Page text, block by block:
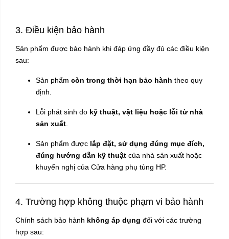
3. Điều kiện bảo hành
Sản phẩm được bảo hành khi đáp ứng đầy đủ các điều kiện
sau:
Sản phẩm còn trong thời hạn bảo hành theo quy
định.
Lỗi phát sinh do kỹ thuật, vật liệu hoặc lỗi từ nhà
sản xuất
Sản phẩm được lắp đặt, sử dụng đúng mục đích,
đúng hướng dẫn kỹ thuật của nhà sản xuất hoặc
khuyến nghị của Cửa hàng phụ tùng HP.
4. Trường hợp không thuộc phạm vi bảo hành
Chính sách bảo hành không áp dụng đối với các trường
hợp sau: